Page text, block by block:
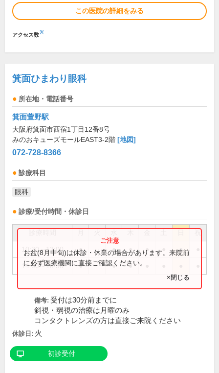
この医院の詳細をみる
アクセス数※
箕面ひまわり眼科
所在地・電話番号
箕面萱野駅
大阪府箕面市西宿1丁目12番8号
みのおキューズモールEAST3-2階 [地図]
072-728-8366
診療科目
眼科
診療/受付時間・休診日
祝
10:30～13:00 ● ● ● ● ●
14:00～18:30 ● ● ●
お盆(8月中旬)は休診・休業の場合があります。来院前
に必ず医療機関に直接ご確認ください。
×閉じる
備考: 受付は30分前までに
斜視・弱視の治療は月曜のみ
コンタクトレンズの方は直接ご来院ください
休診日: 火
初診受付